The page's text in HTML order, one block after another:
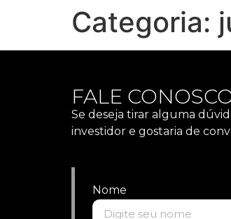
Categoria:
FALE
Se deseja tirar alguma
investidor e gostaria de
Nome